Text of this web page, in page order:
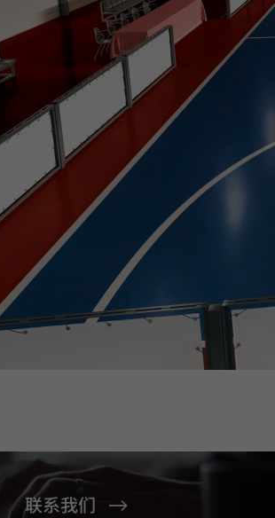
联系我们